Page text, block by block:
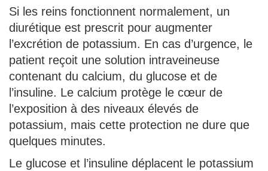
Si les reins fonctionnent normalement, un
diurétique est prescrit pour augmenter
l’excrétion de potassium. En cas d’urgence, le
patient reçoit une solution intraveineuse
contenant du calcium, du glucose et de
l’insuline. Le calcium protège le cœur de
l’exposition à des niveaux élevés de
potassium, mais cette protection ne dure que
quelques minutes.
Le glucose et l’insuline déplacent le potassium